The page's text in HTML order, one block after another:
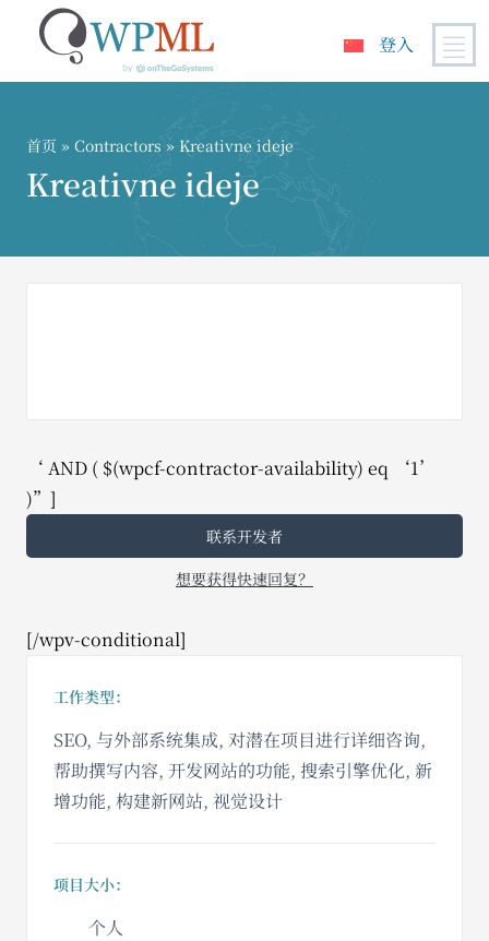
登入
首页 » Contractors » Kreativne ideje
Kreativne ideje
‘ AND ( $(wpcf-contractor-availability) eq ‘1’
)”]
联系开发者
想要获得快速回复？
[/wpv-conditional]
工作类型：
SEO, 与外部系统集成, 对潜在项目进行详细咨询,
帮助撰写内容, 开发网站的功能, 搜索引擎优化, 新
增功能, 构建新网站, 视觉设计
项目大小：
个人